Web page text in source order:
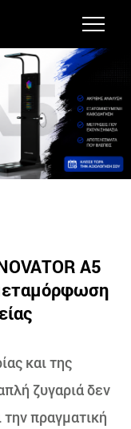
A5
και της
ζυγαριά δεν
την πραγματική